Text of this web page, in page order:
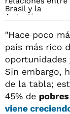
"Hace poco
país más rico
Sin embargo,
de la tabla;
45% de pobres
viene